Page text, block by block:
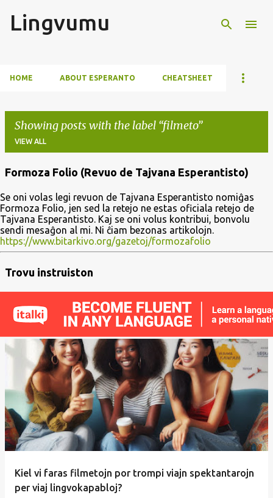
Lingvumu
HOME ABOUT ESPERANTO CHEATSHEET
Showing posts with the label filmeto
VIEW ALL
o
s
t
s
Formoza Folio (Revuo de Tajvana Esperantisto)
Se oni volas legi revuon de Tajvana Esperantisto nomiĝas
Formoza Folio, jen sed la retejo ne estas oficiala retejo de
Tajvana Esperantisto. Kaj se oni volus kontribui, bonvolu
sendi mesaĝon al mi. Ni ĉiam bezonas artikolojn.
https://www.bitarkivo.org/gazetoj/formozafolio
Trovu instruiston
Kiel vi faras filmetojn por trompi viajn spektantarojn
per viaj lingvokapabloj?